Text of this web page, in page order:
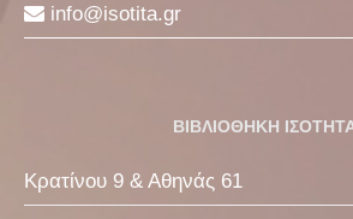
info isotita gr
ΒΙΒΛΙΟΘΗΚΗ
Κρατίνου 9 & Αθηνάς 61